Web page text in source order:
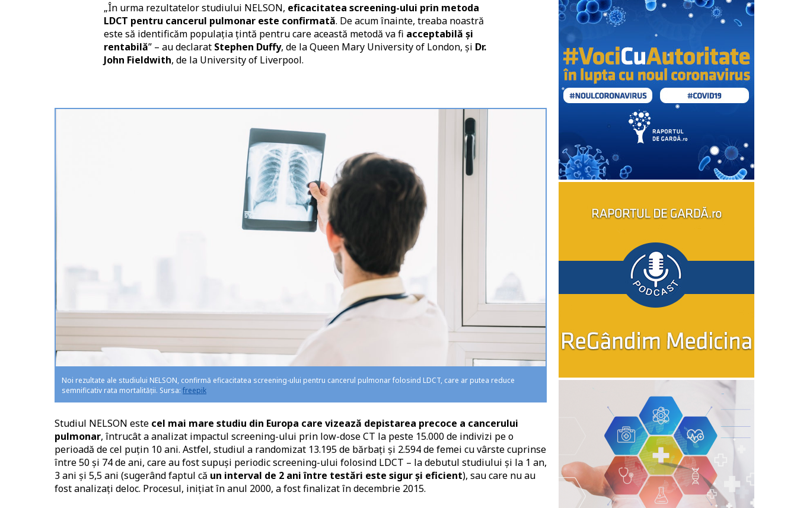
„În urma rezultatelor studiului NELSON, eficacitatea screening-ului prin metoda
LDCT pentru cancerul pulmonar este confirmată. De acum înainte, treaba noastră
este să identificăm populația țintă pentru care această metodă va fi acceptabilă și
rentabilă” – au declarat Stephen Duffy, de la Queen Mary University of London, și Dr.
John Fieldwith, de la University of Liverpool.
Noi rezultate ale studiului NELSON, confirmă eficacitatea screening-ului pentru cancerul pulmonar folosind LDCT, care ar putea reduce
semnificativ rata mortalității. Sursa: freepik
Studiul NELSON este cel mai mare studiu din Europa care vizează depistarea precoce a cancerului
pulmonar, întrucât a analizat impactul screening-ului prin low-dose CT la peste 15.000 de indivizi pe o
perioadă de cel puțin 10 ani. Astfel, studiul a randomizat 13.195 de bărbați și 2.594 de femei cu vârste cuprinse
între 50 și 74 de ani, care au fost supuși periodic screening-ului folosind LDCT – la debutul studiului și la 1 an,
3 ani și 5,5 ani (sugerând faptul că un interval de 2 ani între testări este sigur și eficient), sau care nu au
fost analizați deloc. Procesul, inițiat în anul 2000, a fost finalizat în decembrie 2015.